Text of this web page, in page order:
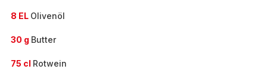
8 EL Olivenöl
30 g Butter
75 cl Rotwein